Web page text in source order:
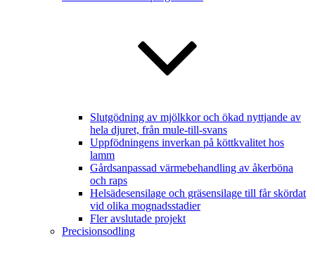
Slutgödning av mjölkkor och ökad nyttjande av
hela djuret, från mule-till-svans
Uppfödningens inverkan på köttkvalitet hos
lamm
Gårdsanpassad värmebehandling av åkerböna
och raps
Helsädesensilage och gräsensilage till får skördat
vid olika mognadsstadier
Fler avslutade projekt
Precisionsodling